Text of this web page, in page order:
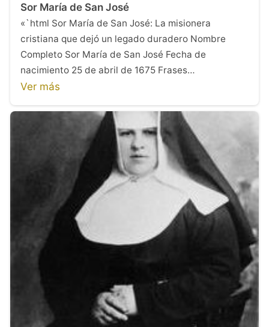
Sor María de San José
«`html Sor María de San José: La misionera
cristiana que dejó un legado duradero Nombre
Completo Sor María de San José Fecha de
nacimiento 25 de abril de 1675 Frases…
Ver más